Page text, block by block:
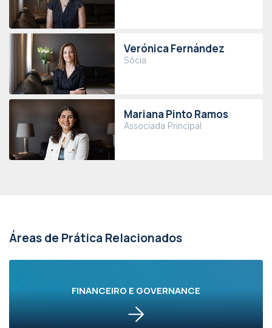
Verónica Fernández
Sócia
Mariana Pinto Ramos
Associada Principal
Áreas de Prática Relacionados
FINANCEIRO E GOVERNANCE